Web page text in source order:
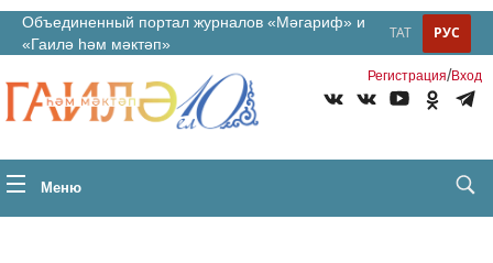
Объединенный портал журналов «Мәгариф» и
«Гаилә һәм мәктәп»
РУС
ТАТ
Регистрация/Вход
Меню